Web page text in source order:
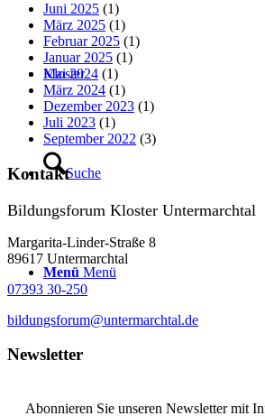
Kloster
Suche
Menü Menü
Juni 2025 (1)
März 2025 (1)
Februar 2025 (1)
Januar 2025 (1)
Mai 2024 (1)
März 2024 (1)
Dezember 2023 (1)
Juli 2023 (1)
September 2022 (3)
Kontakt
Bildungsforum Kloster Untermarchtal
Margarita-Linder-Straße 8
89617 Untermarchtal
07393 30-250
bildungsforum@untermarchtal.de
Newsletter
Abonnieren Sie unseren Newsletter mit